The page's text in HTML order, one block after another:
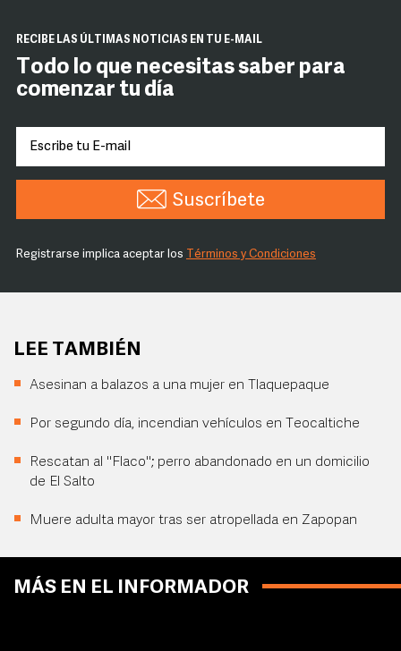
RECIBE LAS ÚLTIMAS NOTICIAS EN TU E-MAIL
Todo lo que necesitas saber para
comenzar tu día
Suscríbete
Registrarse implica aceptar los Términos y Condiciones
LEE TAMBIÉN
Asesinan a balazos a una mujer en Tlaquepaque
Por segundo día, incendian vehículos en Teocaltiche
Rescatan al "Flaco"; perro abandonado en un domicilio
de El Salto
Muere adulta mayor tras ser atropellada en Zapopan
MÁS EN EL INFORMADOR